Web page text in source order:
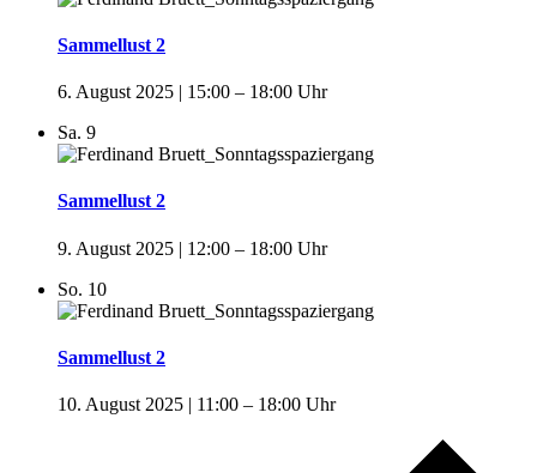
Sammellust 2
6. August 2025 | 15:00 – 18:00
Sa. 9
Sammellust 2
9. August 2025 | 12:00 – 18:00
So. 10
Sammellust 2
10. August 2025 | 11:00 – 18:00